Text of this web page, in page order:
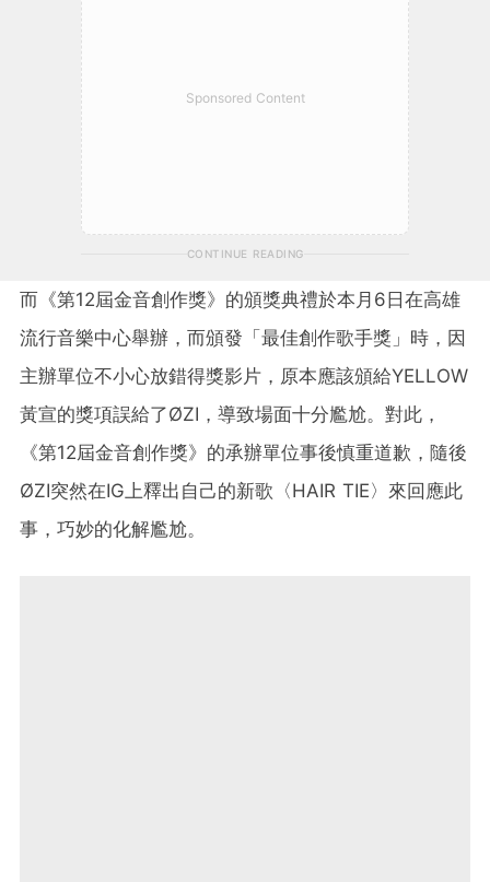
Sponsored Content
CONTINUE READING
而《第12屆金音創作獎》的頒獎典禮於本月6日在高雄
流行音樂中心舉辦，而頒發「最佳創作歌手獎」時，因
主辦單位不小心放錯得獎影片，原本應該頒給YELLOW
黃宣的獎項誤給了ØZI，導致場面十分尷尬。對此，
《第12屆金音創作獎》的承辦單位事後慎重道歉，隨後
ØZI突然在IG上釋出自己的新歌〈HAIR TIE〉來回應此
事，巧妙的化解尷尬。